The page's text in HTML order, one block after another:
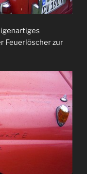
Feuerlöscher zur